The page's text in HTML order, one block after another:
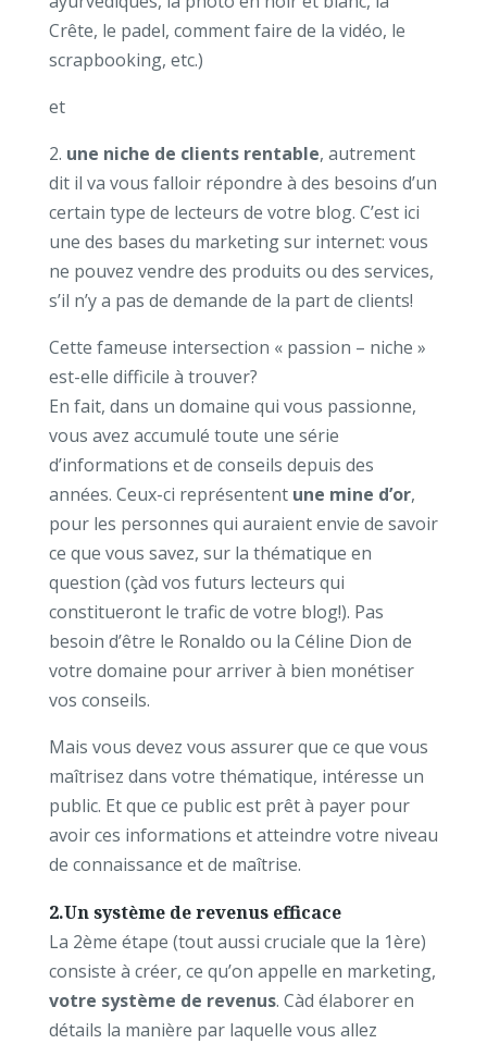
Crête, le padel, comment faire de la vidéo, le
scrapbooking, etc.)
et
2. une niche de clients rentable, autrement
dit il va vous falloir répondre à des besoins d’un
certain type de lecteurs de votre blog. C’est ici
une des bases du marketing sur internet: vous
ne pouvez vendre des produits ou des services,
s’il n’y a pas de demande de la part de clients!
Cette fameuse intersection « passion – niche »
est-elle difficile à trouver?
En fait, dans un domaine qui vous passionne,
vous avez accumulé toute une série
d’informations et de conseils depuis des
années. Ceux-ci représentent une mine d’or,
pour les personnes qui auraient envie de savoir
ce que vous savez, sur la thématique en
question (çàd vos futurs lecteurs qui
constitueront le trafic de votre blog!). Pas
besoin d’être le Ronaldo ou la Céline Dion de
votre domaine pour arriver à bien monétiser
vos conseils.
Mais vous devez vous assurer que ce que vous
maîtrisez dans votre thématique, intéresse un
public. Et que ce public est prêt à payer pour
avoir ces informations et atteindre votre niveau
de connaissance et de maîtrise.
2.Un système de revenus efficace
La 2ème étape (tout aussi cruciale que la 1ère)
consiste à créer, ce qu’on appelle en marketing,
votre système de revenus. Càd élaborer en
détails la manière par laquelle vous allez